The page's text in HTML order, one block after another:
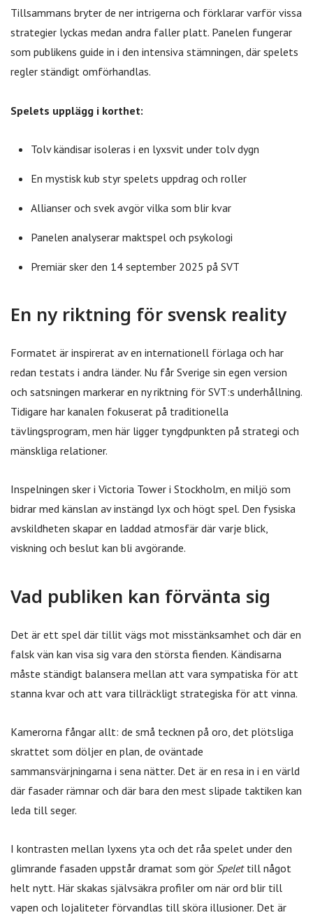
Tillsammans bryter de ner intrigerna och förklarar varför vissa
strategier lyckas medan andra faller platt. Panelen fungerar
som publikens guide in i den intensiva stämningen, där spelets
regler ständigt omförhandlas.
Spelets upplägg i korthet:
Tolv kändisar isoleras i en lyxsvit under tolv dygn
En mystisk kub styr spelets uppdrag och roller
Allianser och svek avgör vilka som blir kvar
Panelen analyserar maktspel och psykologi
Premiär sker den 14 september 2025 på SVT
En ny riktning för svensk reality
Formatet är inspirerat av en internationell förlaga och har
redan testats i andra länder. Nu får Sverige sin egen version
och satsningen markerar en ny riktning för SVT:s underhållning.
Tidigare har kanalen fokuserat på traditionella
tävlingsprogram, men här ligger tyngdpunkten på strategi och
mänskliga relationer.
Inspelningen sker i Victoria Tower i Stockholm, en miljö som
bidrar med känslan av instängd lyx och högt spel. Den fysiska
avskildheten skapar en laddad atmosfär där varje blick,
viskning och beslut kan bli avgörande.
Vad publiken kan förvänta sig
Det är ett spel där tillit vägs mot misstänksamhet och där en
falsk vän kan visa sig vara den största fienden. Kändisarna
måste ständigt balansera mellan att vara sympatiska för att
stanna kvar och att vara tillräckligt strategiska för att vinna.
Kamerorna fångar allt: de små tecknen på oro, det plötsliga
skrattet som döljer en plan, de oväntade
sammansvärjningarna i sena nätter. Det är en resa in i en värld
där fasader rämnar och där bara den mest slipade taktiken kan
leda till seger.
I kontrasten mellan lyxens yta och det råa spelet under den
glimrande fasaden uppstår dramat som gör Spelettill något
helt nytt. Här skakas självsäkra profiler om när ord blir till
vapen och lojaliteter förvandlas till sköra illusioner. Det är